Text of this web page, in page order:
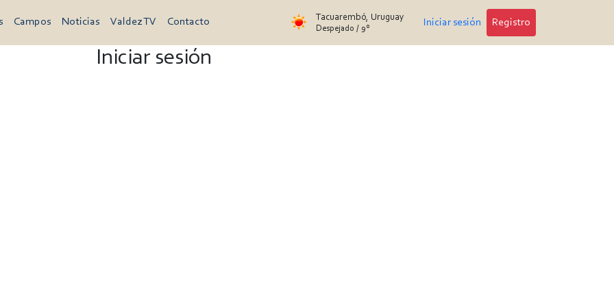
Campos Noticias Valdez TV Contacto Tacuarembó, Uruguay
Despejado / 9° Iniciar sesión Registro
Iniciar sesión